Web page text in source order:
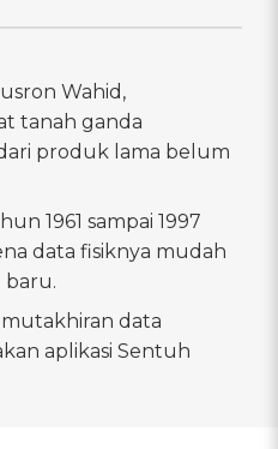
Wahid,
tanah ganda
produk lama belum
1961 sampai 1997
data fisiknya mudah
data
aplikasi Sentuh